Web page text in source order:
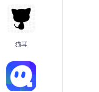
猫耳